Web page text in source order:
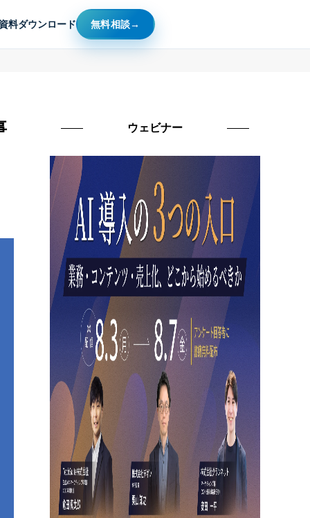
料ダウンロード 無料相談
ウェビナー